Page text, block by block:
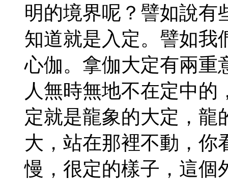
明的境界呢？譬如說有
知道就是入定。譬如我
心伽。拿伽大定有兩重
人無時無地不在定中
定就是龍象的大定，龍
大，站在那裡不動，你
慢，很定的樣子，這個